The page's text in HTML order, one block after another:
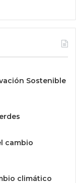
Sostenible
cambio
climático